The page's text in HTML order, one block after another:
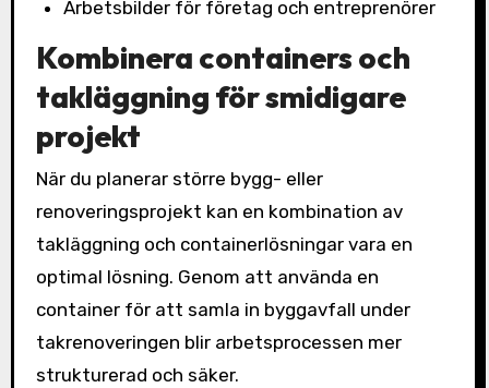
Arbetsbilder för företag och entreprenörer
Kombinera containers och
takläggning för smidigare
projekt
När du planerar större bygg- eller
renoveringsprojekt kan en kombination av
takläggning och containerlösningar vara en
optimal lösning. Genom att använda en
container för att samla in byggavfall under
takrenoveringen blir arbetsprocessen mer
strukturerad och säker.